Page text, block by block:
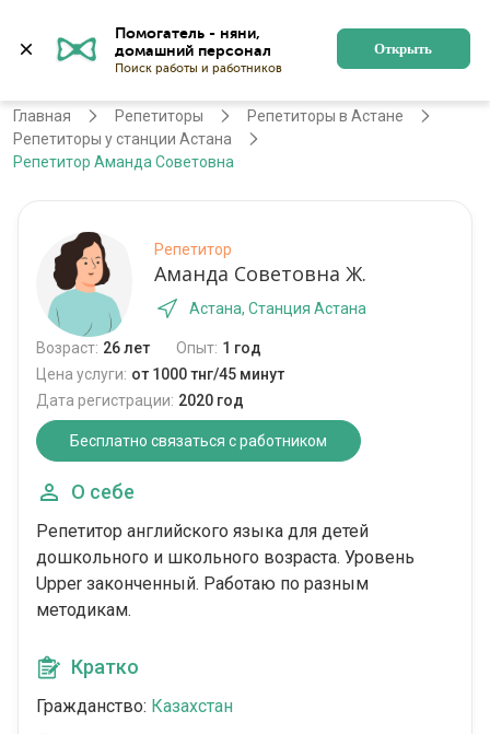
Помогатель - няни,
Поиск работы и работников
Открыть
Астана Регистрация
Главная Репетиторы
Репетиторы в Астане
Репетиторы у станции Астана
Репетитор Аманда Советовна
Репетитор
Аманда Советовна Ж.
Астана, Станция Астана
Возраст: 26 лет Опыт: 1 год
Цена услуги: от 1000 тнг/45 минут
Дата регистрации: 2020 год
Бесплатно связаться с работником
О себе
Репетитор английского языка для детей
дошкольного и школьного возраста. Уровень
Upper законченный. Работаю по разным
методикам.
Кратко
Гражданство: Казахстан